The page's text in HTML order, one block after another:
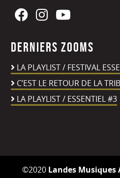
Derniers zooms
LA PLAYLIST / FESTIVAL
C’EST LE RETOUR DE LA
LA PLAYLIST / ESSENTIEL #3
©2020 Landes Musiques